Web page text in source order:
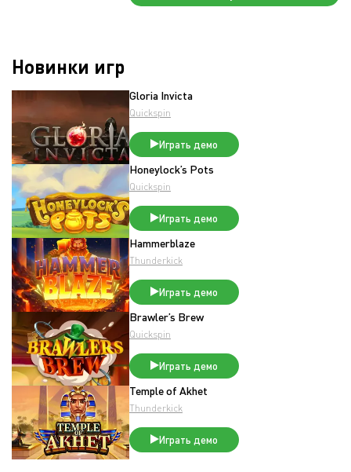
Новинки игр
Gloria Invicta
Quickspin
Играть демо
Honeylock’s Pots
Quickspin
Играть демо
Hammerblaze
Thunderkick
Играть демо
Brawler’s Brew
Quickspin
Играть демо
Temple of Akhet
Thunderkick
Играть демо